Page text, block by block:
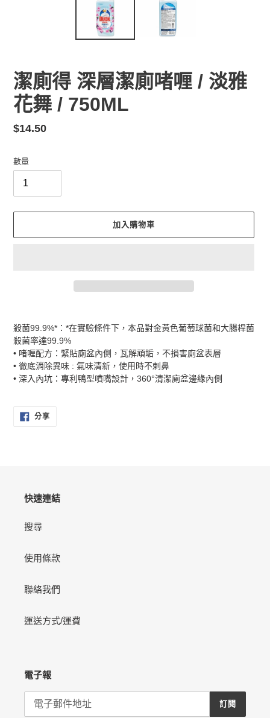
潔廁得 深層潔廁啫喱 / 淡雅
花舞 / 750ML
定
$14.50
數量
加入購物車
在
將
產
品
加
入
的
購
殺菌99.9%*：*在實驗條件下，本品對金黃色葡萄球菌和大腸桿菌
殺菌率達99.9%
• 啫喱配方：緊貼廁盆內側，瓦解頑垢，不損害廁盆表層
• 徹底消除異味 : 氣味清新，使用時不刺鼻
• 深入內坑：專利鴨型噴嘴設計，360°清潔廁盆邊緣內側
分享分
快速連結
搜尋
使用條款
聯絡我們
運送方式/運費
電子報
訂閱